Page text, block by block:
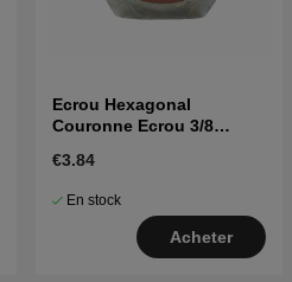
Ecrou Hexagonal
Couronne Ecrou 3/8
€3.84
En stock
Acheter